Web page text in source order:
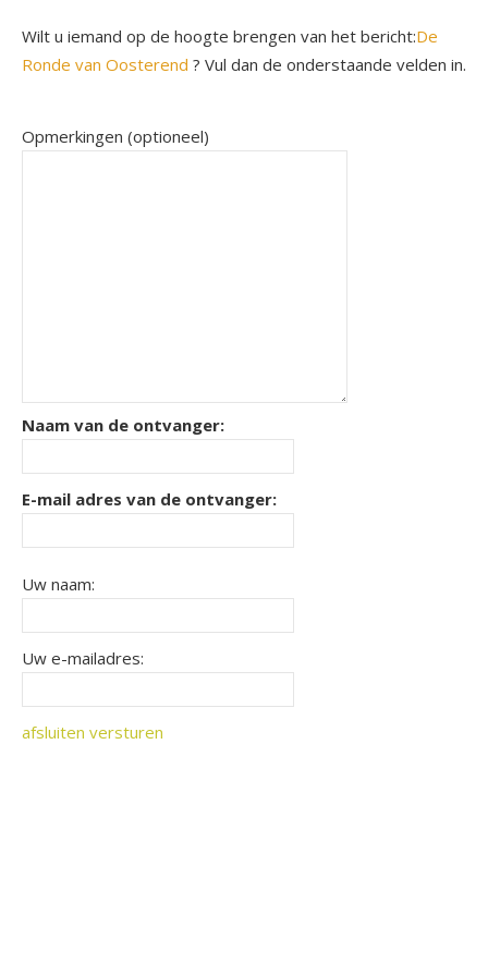
Wilt u iemand op de hoogte brengen van het bericht:De
Ronde van Oosterend ? Vul dan de onderstaande velden in.
Opmerkingen (optioneel)
Naam van de ontvanger:
E-mail adres van de ontvanger:
Uw naam:
Uw e-mailadres:
afsluiten versturen